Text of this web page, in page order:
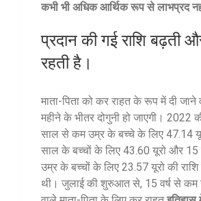
कभी भी अधिक आर्थिक रूप से लाभप्रद
प्रदान की गई राशि बढ़ती
रहती है।
माता-पिता को कर राहत के रूप में दी जाने
महीने के भीतर दोगुनी हो जाएगी।
साल से कम उम्र के बच्चे के लिए 47.14
साल के बच्चों के लिए 43.60 यूरो और
उम्र के बच्चों के लिए 23.57 यूरो की राशि
थी। जुलाई की शुरुआत से, 15 वर्ष से कम